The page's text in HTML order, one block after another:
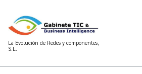
contenido
La Evolución de Redes y componentes,
S.L.